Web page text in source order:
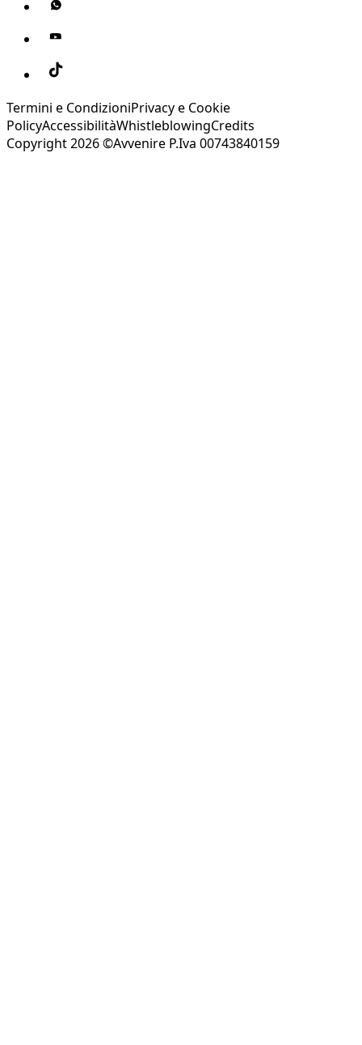
Termini e CondizioniPrivacy e Cookie
PolicyAccessibilitàWhistleblowingCredits
Copyright 2026 ©Avvenire P.Iva 00743840159